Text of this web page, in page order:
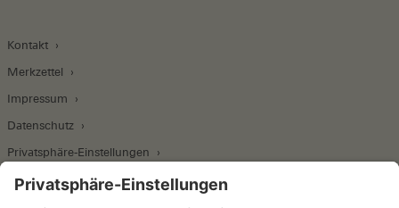
Kontakt
Merkzettel
Impressum
Datenschutz
Privatsphäre-Einstellungen